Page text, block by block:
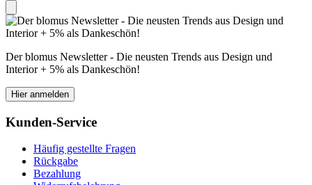
Der blomus Newsletter - Die neusten Trends aus Design und
Interior + 5% als Dankeschön!
Hier anmelden
Kunden-Service
Häufig gestellte Fragen
Rückgabe
Bezahlung